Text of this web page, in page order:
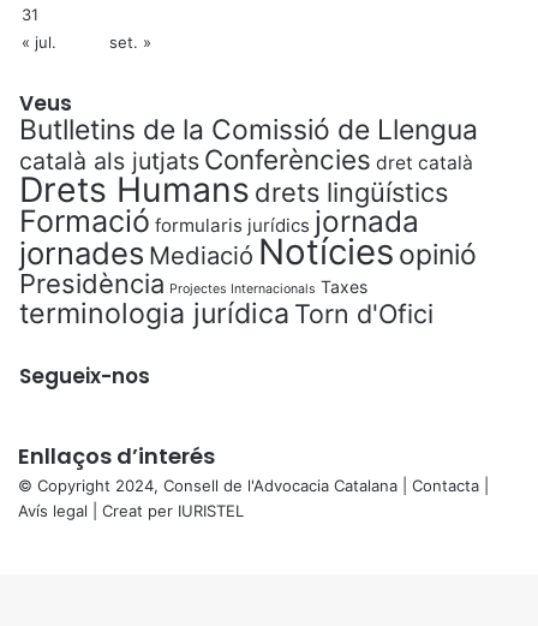
31
« jul.
set. »
Veus
Butlletins de la Comissió de Llengua
català als jutjats Conferències dret català
Drets Humans drets lingüístics
Formació formularis jurídics jornada
jornades Mediació Notícies opinió
Presidència Projectes Internacionals Taxes
terminologia jurídica Torn d'Ofici
Segueix-nos
Enllaços d’interés
© Copyright 2024, Consell de l'Advocacia Catalana | Contacta
Avís legal | Creat per IURISTEL